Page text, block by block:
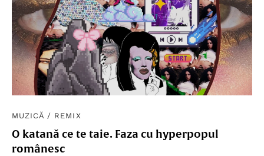
MUZICĂ / REMIX
O katană ce te taie. Faza cu hyperpopul
românesc